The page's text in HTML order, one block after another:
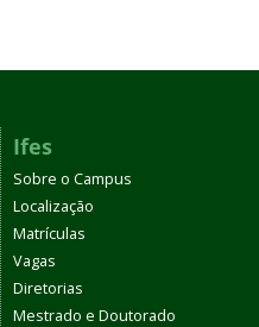
Ifes
Sobre o Campus
Localização
Matrículas
Vagas
Diretorias
Mestrado e Doutorado